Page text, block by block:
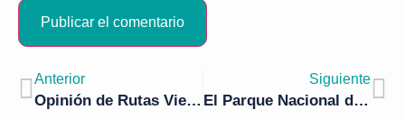
Anterior
Opinión de Rutas Vietnam
Siguiente
El Parque Nacional de Bach Ma: pura naturaleza en Vietnam